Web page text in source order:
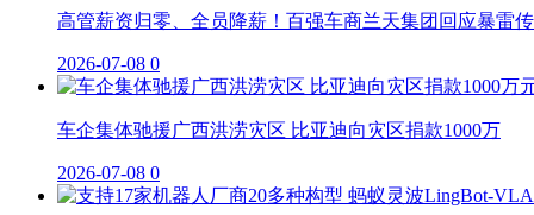
高管薪资归零、全员降薪！百强车商兰天集团回应暴雷
2026-07-08 0
车企集体驰援广西洪涝灾区 比亚迪向灾区捐款1000万
2026-07-08 0